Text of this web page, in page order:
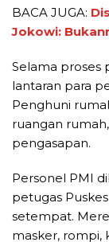
BACA JUGA:
Jokowi:
Selama proses
lantaran para
Penghuni
ruangan
pengasapan.
Personel PMI
petugas
setempat.
masker, rompi,